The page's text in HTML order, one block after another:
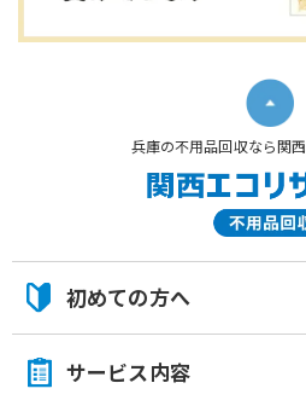
兵庫の不用品回収なら関
初めての方へ
サービス内容